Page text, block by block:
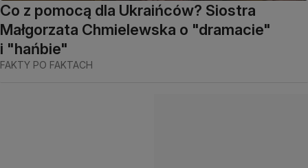
Co z pomocą dla Ukraińców? Siostra
Małgorzata Chmielewska o "dramacie"
i "hańbie"
FAKTY PO FAKTACH